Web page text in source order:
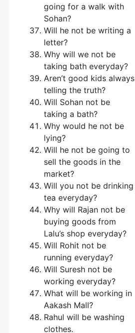
going for a walk with
Sohan?
Will he not be writing a
letter?
Why will we not be
taking bath everyday?
Aren’t good kids always
telling the truth?
Will Sohan not be
taking a bath?
Why would he not be
lying?
Will he not be going to
sell the goods in the
market?
Will you not be drinking
tea everyday?
Why will Rajan not be
buying goods from
Lalu’s shop everyday?
Will Rohit not be
running everyday?
Will Suresh not be
working everyday?
What will be working in
Aakash Mall?
Rahul will be washing
clothes.